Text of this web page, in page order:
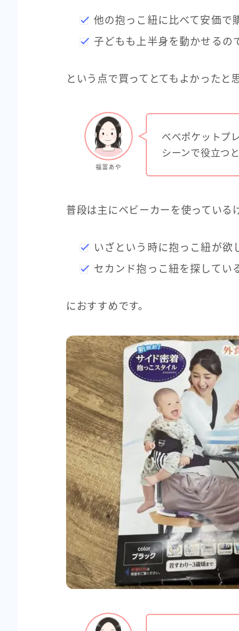
他の抱っこ紐に比べて安価で
子どもも上半身を動かせるの
という点で買ってとてもよかったと
福富あや
べべポケットプ
シーンで役立つ
普段は主にベビーカーを使っている
いざという時に抱っこ紐が欲
セカンド抱っこ紐を探してい
におすすめです。